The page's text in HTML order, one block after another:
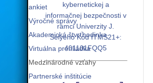
ankiet
Výročné správy
Akademická štvrťhodinka
Virtuálna prehliadka
Medzinárodné vzťahy
Partnerské inštitúcie
kybernetickej a
informačnej bezpečnosti v
rámci Univerzity J.
Selyeho Kód ITMS21+:
401101FQQ5